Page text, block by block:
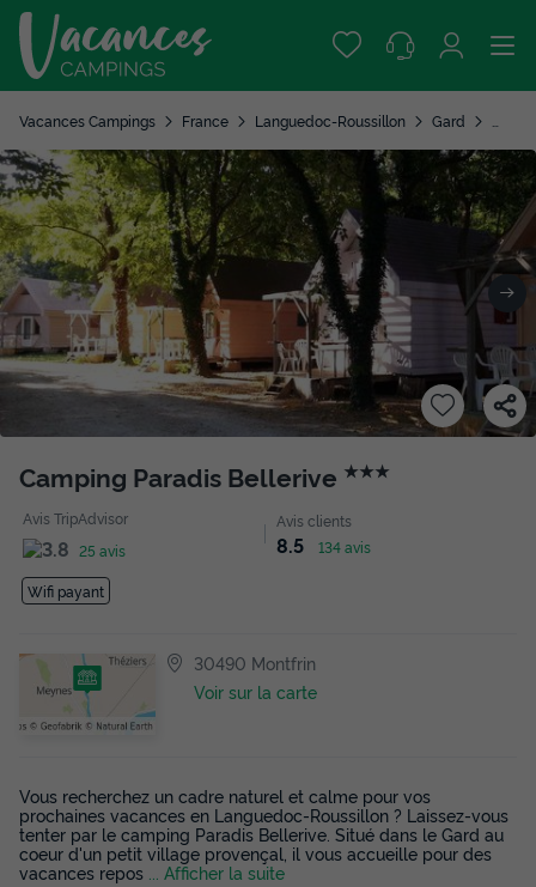
Vacances Campings France Languedoc-Roussillon Gard
Camping Paradis Bellerive ★★★
Avis TripAdvisor
25 avis
Avis clients
8.5 134 avis
Wifi payant
30490 Montfrin
Voir sur la carte
Vous recherchez un cadre naturel et calme pour vos
prochaines vacances en Languedoc-Roussillon ? Laissez-vous
tenter par le camping Paradis Bellerive. Situé dans le Gard au
coeur d'un petit village provençal, il vous accueille pour des
vacances repos
... Afficher la suite